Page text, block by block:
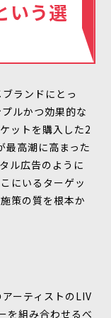
いう選
ランドにとっ
ルかつ効果的な
ットを購入した2
最高潮に高まった
ル広告のように
にいるターゲッ
策の質を根本か
ーティストのLIV
を組み合わせるべ